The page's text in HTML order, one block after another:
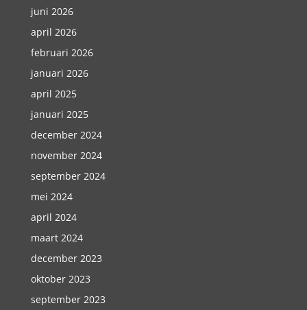
juni 2026
april 2026
februari 2026
januari 2026
april 2025
januari 2025
december 2024
november 2024
september 2024
mei 2024
april 2024
maart 2024
december 2023
oktober 2023
september 2023